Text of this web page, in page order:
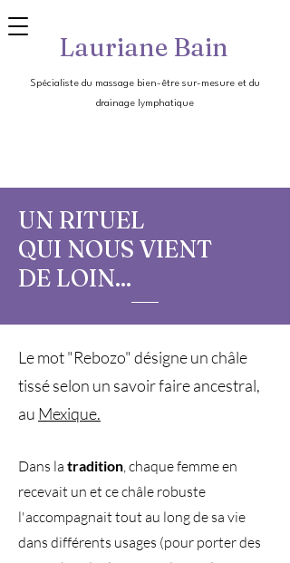
Lauriane Bain
Spécialiste du massage bien-être sur-mesure et du
drainage lymphatique
UN RITUEL
QUI NOUS VIENT
DE LOIN...
Le mot "Rebozo" désigne un châle
tissé selon un savoir faire ancestral,
au Mexique.
Dans la tradition, chaque femme en
recevait un et ce châle robuste
l'accompagnait tout au long de sa vie
dans différents usages (pour porter des